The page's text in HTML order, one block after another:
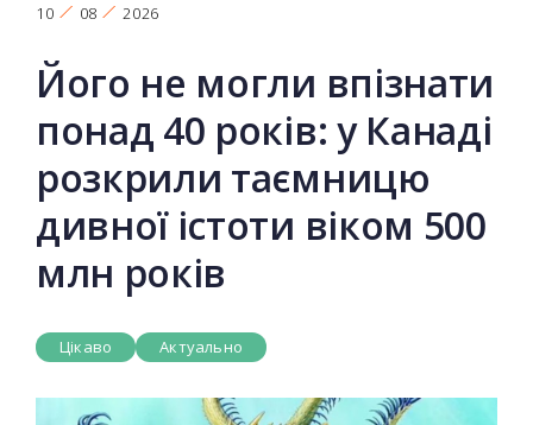
10 08 2026
Його не могли впізнати
понад 40 років: у Канаді
розкрили таємницю
дивної істоти віком 500
млн років
Цікаво Актуально